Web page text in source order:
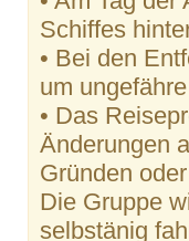
Schiffes
• Bei den
um
• Das
Änderungen
Gründen
Die Gruppe
selbstänig